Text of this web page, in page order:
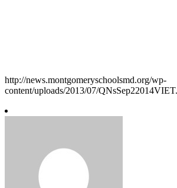
http://news.montgomeryschoolsmd.org/wp-
content/uploads/2013/07/